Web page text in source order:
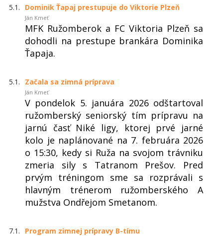
5.1. Dominik Ťapaj prestupuje do Viktorie Plzeň
Ján Kmeť
MFK Ružomberok a FC Viktoria Plzeň sa
dohodli na prestupe brankára Dominika
Ťapaja.
5.1. Začala sa zimná príprava
Ján Kmeť
V pondelok 5. januára 2026 odštartoval
ružomberský seniorský tím prípravu na
jarnú časť Niké ligy, ktorej prvé jarné
kolo je naplánované na 7. februára 2026
o 15:30, kedy si Ruža na svojom trávniku
zmeria sily s Tatranom Prešov. Pred
prvým tréningom sme sa rozprávali s
hlavným trénerom ružomberského A
mužstva Ondřejom Smetanom.
7.1. Program zimnej prípravy B-tímu